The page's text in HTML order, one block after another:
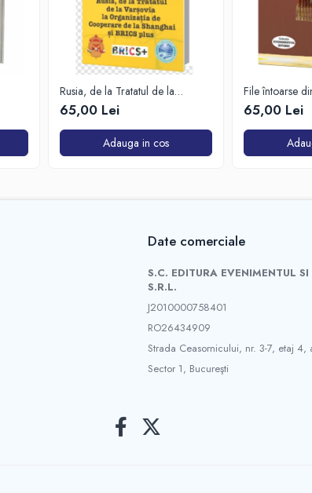
Rusia, de la Tratatul de la
Varșovia la Organizația de
Cooperare de la Shanghai și
BRICS plus
65,00 Lei
Adauga in cos
File întoarse
65,00 Lei
Date comerciale
S.C. EDITURA EVENIMENTUL
S.R.L.
J2010000758401
RO26434909
Strada Ceasornicului, nr. 3-7, etaj 4,
Sector 1, Bucureşti